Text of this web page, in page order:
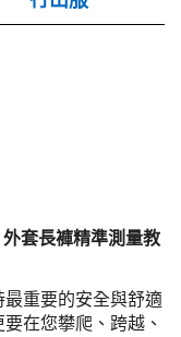
套長褲精準測量教
重要的安全與舒適
在您攀爬、跨越、